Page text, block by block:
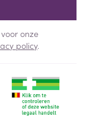
onze
policy.